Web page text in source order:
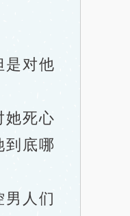
对他
死心
底哪
人们